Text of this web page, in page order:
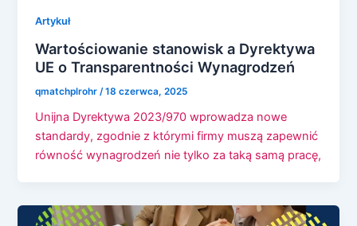
Artykuł
Wartościowanie stanowisk a Dyrektywa
UE o Transparentności Wynagrodzeń
qmatchplrohr /18 czerwca, 2025
Unijna Dyrektywa 2023/970 wprowadza nowe
standardy, zgodnie z którymi firmy muszą zapewnić
równość wynagrodzeń nie tylko za taką samą pracę,